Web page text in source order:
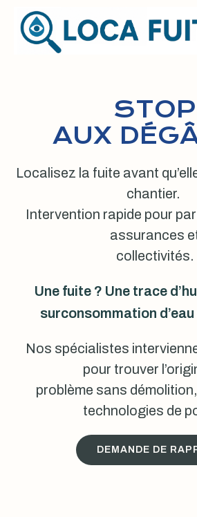
au
contenu
STOP
AUX
Localisez la fuite avant
chantier.
Intervention rapide pour
assurances
collectivités.
Une fuite ? Une trace
surconsommation
Nos spécialistes
pour trouver
problème sans
technologies de
DEMANDE DE